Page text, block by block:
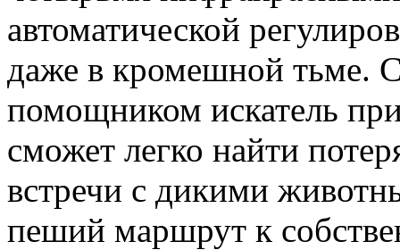
автоматической
даже в кромешной тьме.
помощником искатель
сможет легко найти
встречи с дикими
пеший маршрут к